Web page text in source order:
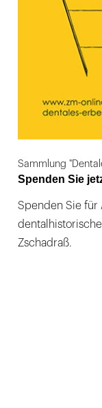
Sammlung
Spenden Sie
Spenden Sie für
Zschadraß.